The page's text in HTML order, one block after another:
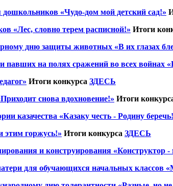
дошкольников «Чудо-дом мой детский сад!»
«Лес, словно терем расписной!» Итоги
дню защиты животных «В их глазах
павших на полях сражений во всех войнах
Итоги конкурса ЗДЕСЬ
снова вдохновение!» Итоги
казачества «Казаку честь - Родину
этим горжусь!» Итоги конкурса ЗДЕСЬ
и конструирования «Конструктор
для обучающихся начальных классов